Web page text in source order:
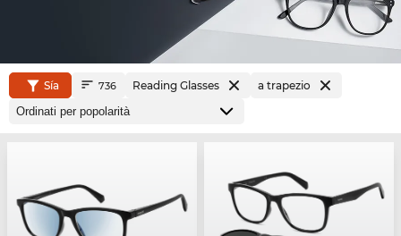
Sía 736 Reading Glasses a trapezio